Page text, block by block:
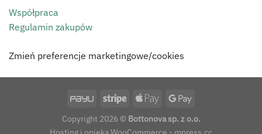
Współpraca
Regulamin zakupów
Zmień preferencje marketingowe/cookies
Copyright 2026 © Bottonova sp. z o.o.